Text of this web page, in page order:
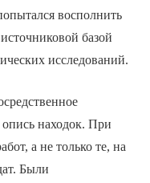
восполнить
базой
исследований.
находок. При
а не только те, на
Были